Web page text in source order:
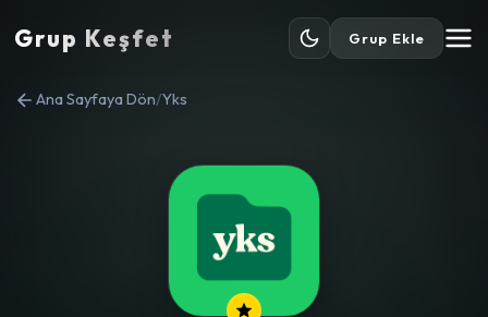
Grup Keşfet Grup Ekle
Ana Sayfaya Dön/Yks